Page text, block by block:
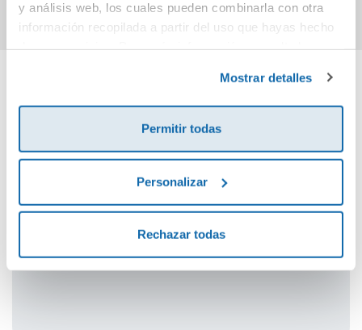
y análisis web, los cuales pueden combinarla con otra
información recopilada a partir del uso que hayas hecho
Mostrar detalles
Permitir todas
Personalizar
Rechazar todas
Cuéntanos tu opinión
¡Sé el primero en valorar este producto!
Debes iniciar sesión para poder valorarlo